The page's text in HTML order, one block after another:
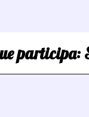
participa: